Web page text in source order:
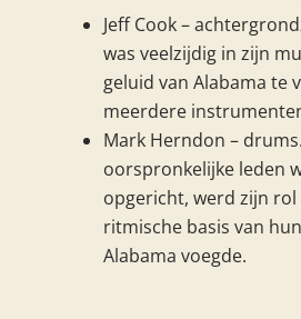
Jeff Cook –
was veelzijdig in zijn
geluid van Alabama te
meerdere
Mark Herndon –
oorspronkelijke leden
opgericht, werd zijn
ritmische basis van
Alabama voegde.